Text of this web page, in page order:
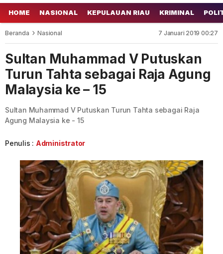
HOME NASIONAL KEPULAUAN RIAU KRIMINAL
Beranda Nasional 7 Januari 2019 00:27
Sultan Muhammad V Putuskan
Turun Tahta sebagai Raja Agung
Malaysia ke – 15
Sultan Muhammad V Putuskan Turun Tahta sebagai Raja
Agung Malaysia ke - 15
Penulis : Administrator